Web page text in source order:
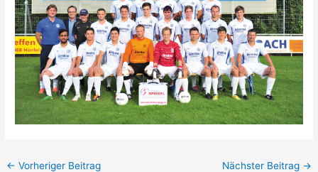
← Vorheriger Beitrag Nächster Beitrag →